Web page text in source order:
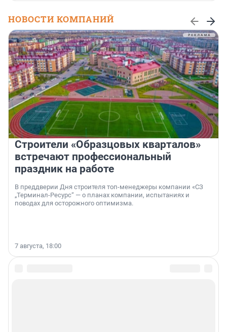
НОВОСТИ КОМПАНИЙ
Строители «Образцовых кварталов»
встречают профессиональный
праздник на работе
В преддверии Дня строителя топ-менеджеры компании «СЗ
„Терминал-Ресурс“ — о планах компании, испытаниях и
поводах для осторожного оптимизма.
7 августа, 18:00